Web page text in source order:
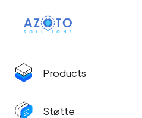
Products
Støtte